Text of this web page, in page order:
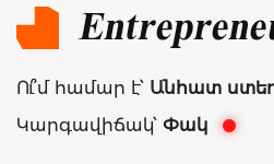
Ու՞մ համար է՝ Անհատ
Կարգավիճակ՝ Փակ